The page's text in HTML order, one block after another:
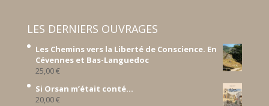
LES DERNIERS OUVRAGES
Les Chemins vers la Liberté de Conscience. En
Cévennes et Bas-Languedoc
25,00€
Si Orsan m’était conté...
20,00€